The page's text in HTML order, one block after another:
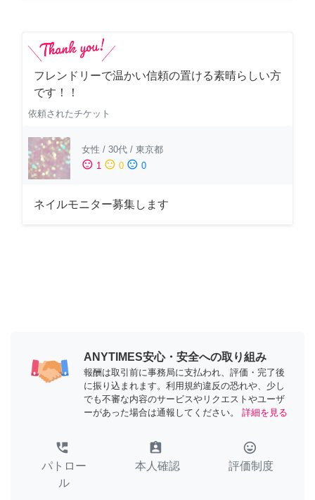
フレンドリーで温かい信頼の置ける素晴らしい方
です！！
依頼されたチケット
女性 / 30代 / 東京都
sentiment_satisfied 1 sentiment_neutral 0 sentiment_dissatisfied 0
ネイルモニター募集します
ANYTIMES安心・安全への取り組み
報酬は取引前に事務局に支払われ、評価・完了後
に振り込まれます。利用規約違反の恐れや、少し
でも不審な内容のサービスやリクエストやユーザ
ーがあった場合は通報してください。
詳細を見る
perm_phone_msg
パトロー
ル
assignment_ind
本人確認
tag_faces
評価制度